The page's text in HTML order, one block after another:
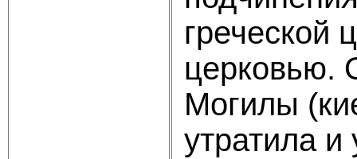
греческой
церковью.
Могилы
утратила и